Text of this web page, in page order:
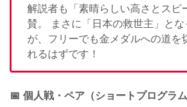
解説者も「素晴らしい高さとスピ
賛。 まさに「日本の救世主」とな
が、フリーでも金メダルへの道を
れるはずです！
📅 個人戦・ペア（ショートプログラム